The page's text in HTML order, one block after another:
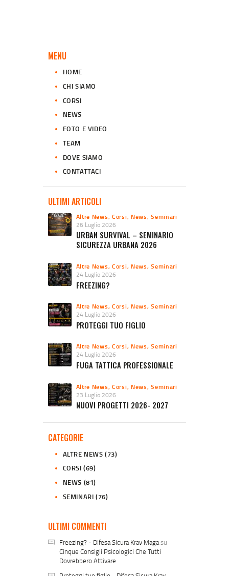
MENU
HOME
CHI SIAMO
CORSI
NEWS
FOTO E VIDEO
TEAM
DOVE SIAMO
CONTATTACI
ULTIMI ARTICOLI
Altre News,Corsi, News,Seminari
26 Luglio 2026
URBAN SURVIVAL – SEMINARIO
SICUREZZA URBANA 2026
Altre News,Corsi, News,Seminari
24 Luglio 2026
FREEZING?
Altre News,Corsi, News,Seminari
24 Luglio 2026
PROTEGGI TUO FIGLIO
Altre News,Corsi, News,Seminari
24 Luglio 2026
FUGA TATTICA PROFESSIONALE
Altre News,Corsi, News,Seminari
23 Luglio 2026
NUOVI PROGETTI 2026- 2027
CATEGORIE
ALTRE NEWS (73)
CORSI (69)
NEWS (81)
SEMINARI (76)
ULTIMI COMMENTI
Freezing? - Difesa Sicura Krav Magasu
Cinque Consigli Psicologici Che Tutti
Dovrebbero Attivare